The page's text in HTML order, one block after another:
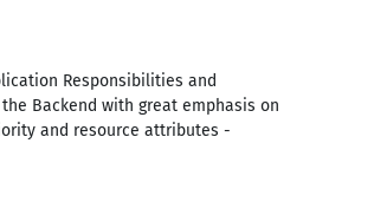
Responsibilities and
Backend with great emphasis on
and resource attributes -